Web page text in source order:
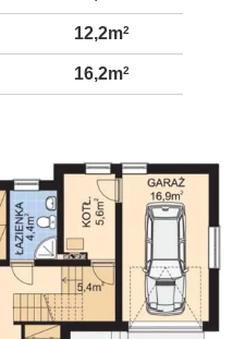
12,2m2
16,2m2